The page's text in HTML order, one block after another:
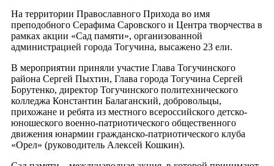
На территории Православного Прихода во имя
преподобного Серафима Саровского и Центра творчества в
рамках акции «Сад памяти», организованной
администрацией города Тогучина, высажено 23 ели.
В мероприятии приняли участие Глава Тогучинского
района Сергей Пыхтин, Глава города Тогучина Сергей
Борутенко, директор Тогучинского политехнического
колледжа Константин Балаганский, добровольцы,
прихожане и ребята из местного всероссийского детско-
юношеского военно-патриотического общественного
движения юнармии гражданско-патриотического клуба
«Орел» (руководитель Алексей Кошкин).